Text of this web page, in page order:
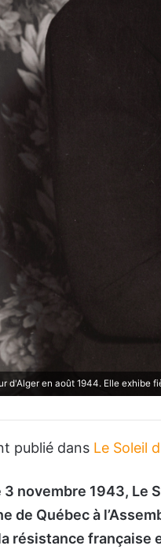
d'Alger en août 1944. Elle
publié dans Le Soleil
3 novembre 1943,
de Québec à
résistance française